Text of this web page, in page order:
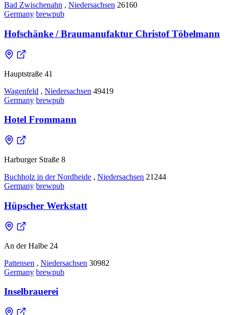
Bad Zwischenahn , Niedersachsen 26160
Germany brewpub
Hofschänke / Braumanufaktur Christof Töbelmann
Hauptstraße 41
Wagenfeld , Niedersachsen 49419
Germany brewpub
Hotel Frommann
Harburger Straße 8
Buchholz in der Nordheide , Niedersachsen 21244
Germany brewpub
Hüpscher Werkstatt
An der Halbe 24
Pattensen , Niedersachsen 30982
Germany brewpub
Inselbrauerei